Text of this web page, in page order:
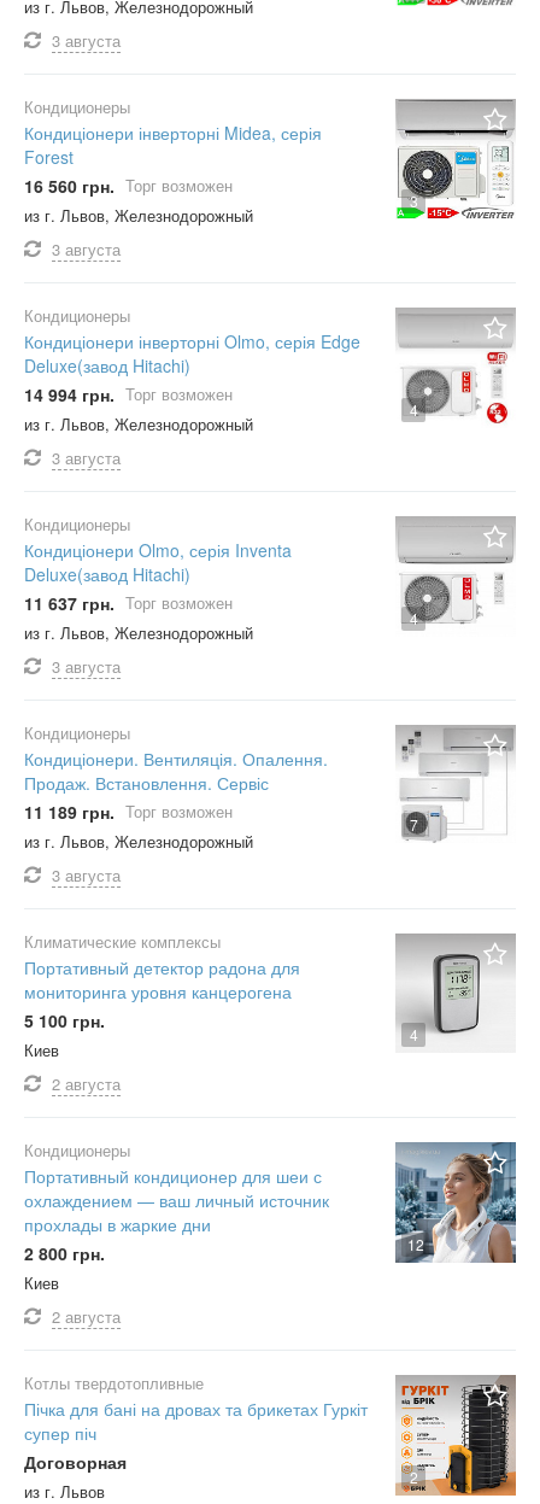
из г. Львов, Железнодорожный
3 августа
3
Кондиционеры
Кондиціонери інверторні Midea, серія
Forest
16 560 грн. Торг возможен
из г. Львов, Железнодорожный
3 августа
4
Кондиционеры
Кондиціонери інверторні Olmo, серія Edge
Deluxe(завод Hitachi)
14 994 грн. Торг возможен
из г. Львов, Железнодорожный
3 августа
4
Кондиционеры
Кондиціонери Olmo, серія Inventa
Deluxe(завод Hitachi)
11 637 грн. Торг возможен
из г. Львов, Железнодорожный
3 августа
7
Кондиционеры
Кондиціонери. Вентиляція. Опалення.
Продаж. Встановлення. Сервіс
11 189 грн. Торг возможен
из г. Львов, Железнодорожный
3 августа
4
Климатические комплексы
Портативный детектор радона для
мониторинга уровня канцерогена
5 100 грн.
Киев
2 августа
12
Кондиционеры
Портативный кондиционер для шеи с
охлаждением — ваш личный источник
прохлады в жаркие дни
2 800 грн.
Киев
2 августа
2
Котлы твердотопливные
Пічка для бані на дровах та брикетах Гуркіт
супер піч
Договорная
из г. Львов